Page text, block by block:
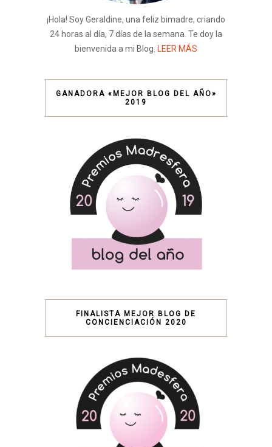
¡Hola! Soy Geraldine, una feliz bimadre, criando
24 horas al día, 7 días de la semana. Te doy la
bienvenida a mi Blog. LEER MÁS
GANADORA «MEJOR BLOG DEL AÑO»
2019
FINALISTA MEJOR BLOG DE
CONCIENCIACIÓN 2020